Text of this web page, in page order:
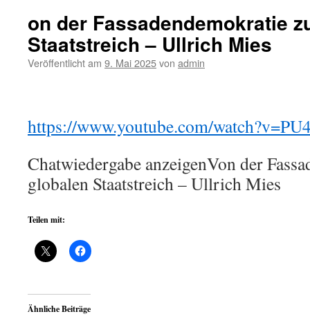
on der Fassadendemokratie
Staatstreich – Ullrich Mies
Veröffentlicht am 9. Mai 2025von admin
https://www.youtube.com/
Chatwiedergabe anzeigenVon der
globalen Staatstreich – Ullrich Mies
Teilen mit:
Ähnliche Beiträge